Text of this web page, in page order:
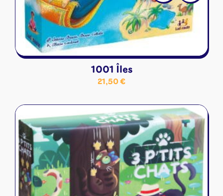
1001 Îles
21,50€